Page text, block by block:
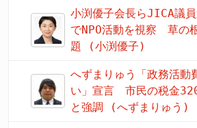
小渕優子会長らJICA議
でNPO活動を視察 草の
題 (小渕優子)
へずまりゅう「政務活動
い」宣言 市民の税金
と強調 (へずまりゅう)